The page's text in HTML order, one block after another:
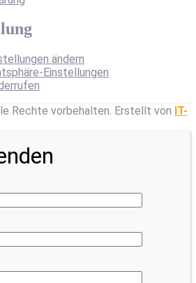
ändern
Einstellungen
Rechte vorbehalten. Erstellt von IT-